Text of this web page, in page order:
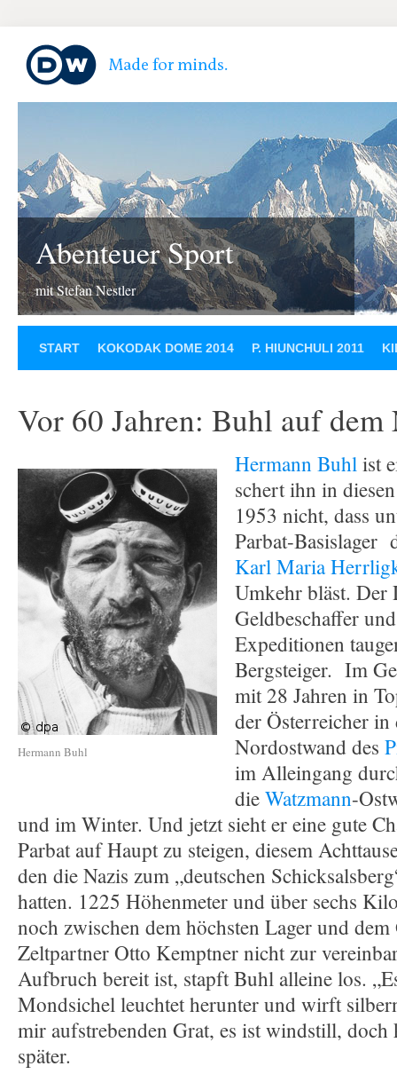
Abenteuer Sport
mit Stefan Nestler
START KOKODAK DOME 2014 P. HIUNCHULI 2011
Vor 60 Jahren: Buhl auf dem
Hermann Buhl
Hermann Buhlist
schert ihn in
1953 nicht, dass
Parbat-Basislager
Karl Maria
Umkehr bläst. Der
Geldbeschaffer
Expeditionen
Bergsteiger. Im
mit 28 Jahren in
der Österreicher
Nordostwand des
im Alleingang
dieWatzmann-
und im Winter. Und jetzt sieht er eine gute
Parbat auf Haupt zu steigen, diesem
den die Nazis zum „deutschen
hatten. 1225 Höhenmeter und über sechs
noch zwischen dem höchsten Lager und
Zeltpartner Otto Kemptner nicht zur
Aufbruch bereit ist, stapft Buhl alleine los.
Mondsichel leuchtet herunter und wirft
mir aufstrebenden Grat, es ist windstill,
später.